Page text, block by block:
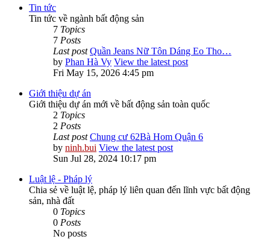
Tin tức
Tin tức về ngành bất động sản
7 Topics
7 Posts
Last post Quần Jeans Nữ Tôn Dáng Eo Tho…
by Phan Hà Vy View the latest post
Fri May 15, 2026 4:45 pm
Giới thiệu dự án
Giới thiệu dự án mới về bất động sản toàn quốc
2 Topics
2 Posts
Last post Chung cư 62Bà Hom Quận 6
by ninh.bui View the latest post
Sun Jul 28, 2024 10:17 pm
Luật lệ - Pháp lý
Chia sẻ về luật lệ, pháp lý liên quan đến lĩnh vực bất động
sản, nhà đất
0 Topics
0 Posts
No posts